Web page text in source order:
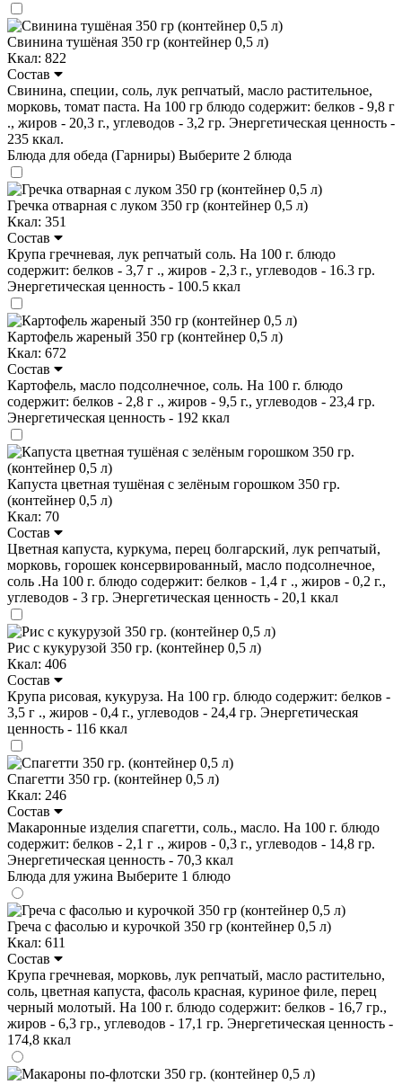
Свинина тушёная 350 гр (контейнер 0,5 л)
Ккал: 822
Состав
Свинина, специи, соль, лук репчатый, масло растительное,
морковь, томат паста. На 100 гр блюдо содержит: белков - 9,8 г
., жиров - 20,3 г., углеводов - 3,2 гр. Энергетическая ценность -
235 ккал.
Блюда для обеда (Гарниры) Выберите 2 блюда
Гречка отварная с луком 350 гр (контейнер 0,5 л)
Ккал: 351
Состав
Крупа гречневая, лук репчатый соль. На 100 г. блюдо
содержит: белков - 3,7 г ., жиров - 2,3 г., углеводов - 16.3 гр.
Энергетическая ценность - 100.5 ккал
Картофель жареный 350 гр (контейнер 0,5 л)
Ккал: 672
Состав
Картофель, масло подсолнечное, соль. На 100 г. блюдо
содержит: белков - 2,8 г ., жиров - 9,5 г., углеводов - 23,4 гр.
Энергетическая ценность - 192 ккал
Капуста цветная тушёная с зелёным горошком 350 гр.
(контейнер 0,5 л)
Ккал: 70
Состав
Цветная капуста, куркума, перец болгарский, лук репчатый,
морковь, горошек консервированный, масло подсолнечное,
соль .На 100 г. блюдо содержит: белков - 1,4 г ., жиров - 0,2 г.,
углеводов - 3 гр. Энергетическая ценность - 20,1 ккал
Рис с кукурузой 350 гр. (контейнер 0,5 л)
Ккал: 406
Состав
Крупа рисовая, кукуруза. На 100 гр. блюдо содержит: белков -
3,5 г ., жиров - 0,4 г., углеводов - 24,4 гр. Энергетическая
ценность - 116 ккал
Спагетти 350 гр. (контейнер 0,5 л)
Ккал: 246
Состав
Макаронные изделия спагетти, соль., масло. На 100 г. блюдо
содержит: белков - 2,1 г ., жиров - 0,3 г., углеводов - 14,8 гр.
Энергетическая ценность - 70,3 ккал
Блюда для ужина Выберите 1 блюдо
Греча с фасолью и курочкой 350 гр (контейнер 0,5 л)
Ккал: 611
Состав
Крупа гречневая, морковь, лук репчатый, масло растительно,
соль, цветная капуста, фасоль красная, куриное филе, перец
черный молотый. На 100 г. блюдо содержит: белков - 16,7 гр.,
жиров - 6,3 гр., углеводов - 17,1 гр. Энергетическая ценность -
174,8 ккал